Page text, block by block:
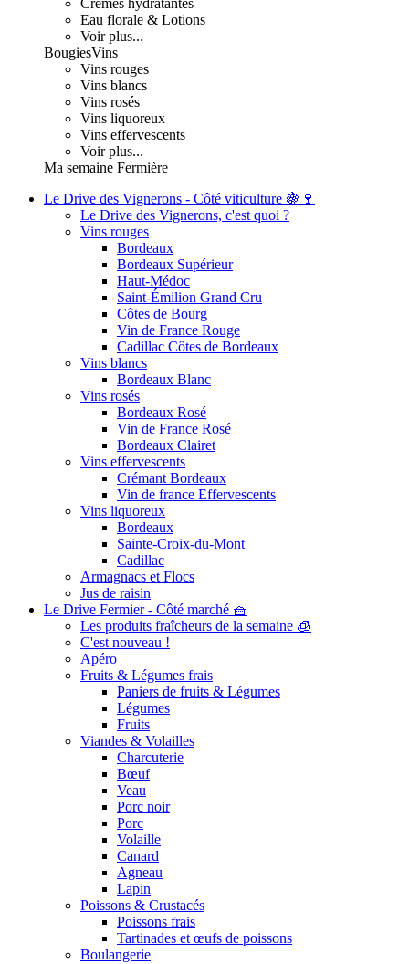
Crèmes hydratantes
Eau florale & Lotions
Voir plus...
BougiesVins
Vins rouges
Vins blancs
Vins rosés
Vins liquoreux
Vins effervescents
Voir plus...
Ma semaine Fermière
Le Drive des Vignerons - Côté viticulture 🍇🍷
Le Drive des Vignerons, c'est quoi ?
Vins rouges
Bordeaux
Bordeaux Supérieur
Haut-Médoc
Saint-Émilion Grand Cru
Côtes de Bourg
Vin de France Rouge
Cadillac Côtes de Bordeaux
Vins blancs
Bordeaux Blanc
Vins rosés
Bordeaux Rosé
Vin de France Rosé
Bordeaux Clairet
Vins effervescents
Crémant Bordeaux
Vin de france Effervescents
Vins liquoreux
Bordeaux
Sainte-Croix-du-Mont
Cadillac
Armagnacs et Flocs
Jus de raisin
Le Drive Fermier - Côté marché 🧺
Les produits fraîcheurs de la semaine 🧊
C'est nouveau !
Apéro
Fruits & Légumes frais
Paniers de fruits & Légumes
Légumes
Fruits
Viandes & Volailles
Charcuterie
Bœuf
Veau
Porc noir
Porc
Volaille
Canard
Agneau
Lapin
Poissons & Crustacés
Poissons frais
Tartinades et œufs de poissons
Boulangerie